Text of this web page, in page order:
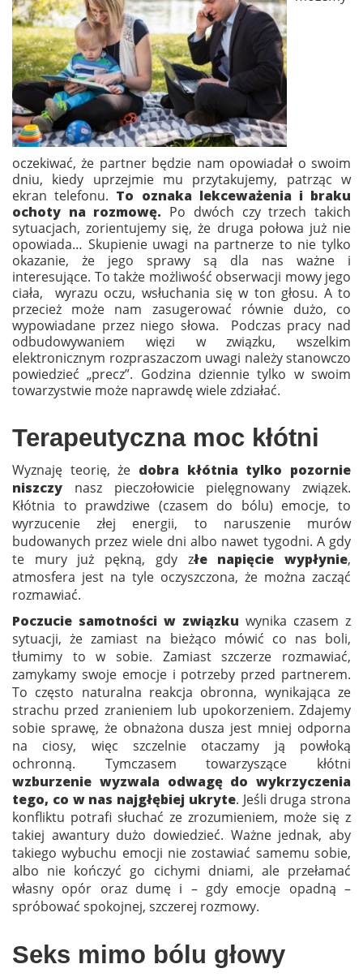
oczekiwać, że partner będzie nam opowiadał o swoim
dniu, kiedy uprzejmie mu przytakujemy, patrząc w
ekran telefonu. To oznaka lekceważenia i braku
ochoty na rozmowę. Po dwóch czy trzech takich
sytuacjach, zorientujemy się, że druga połowa już nie
opowiada… Skupienie uwagi na partnerze to nie tylko
okazanie, że jego sprawy są dla nas ważne i
interesujące. To także możliwość obserwacji mowy jego
ciała, wyrazu oczu, wsłuchania się w ton głosu. A to
przecież może nam zasugerować równie dużo, co
wypowiadane przez niego słowa. Podczas pracy nad
odbudowywaniem więzi w związku, wszelkim
elektronicznym rozpraszaczom uwagi należy stanowczo
powiedzieć „precz”. Godzina dziennie tylko w swoim
towarzystwie może naprawdę wiele zdziałać.
Terapeutyczna moc kłótni
Wyznaję teorię, że dobra kłótnia tylko pozornie
niszczy nasz pieczołowicie pielęgnowany związek.
Kłótnia to prawdziwe (czasem do bólu) emocje, to
wyrzucenie złej energii, to naruszenie murów
budowanych przez wiele dni albo nawet tygodni. A gdy
te mury już pękną, gdy złe napięcie wypłynie,
atmosfera jest na tyle oczyszczona, że można zacząć
rozmawiać.
Poczucie samotności w związku wynika czasem z
sytuacji, że zamiast na bieżąco mówić co nas boli,
tłumimy to w sobie. Zamiast szczerze rozmawiać,
zamykamy swoje emocje i potrzeby przed partnerem.
To często naturalna reakcja obronna, wynikająca ze
strachu przed zranieniem lub upokorzeniem. Zdajemy
sobie sprawę, że obnażona dusza jest mniej odporna
na ciosy, więc szczelnie otaczamy ją powłoką
ochronną. Tymczasem towarzyszące kłótni
wzburzenie wyzwala odwagę do wykrzyczenia
tego, co w nas najgłębiej ukryte. Jeśli druga strona
konfliktu potrafi słuchać ze zrozumieniem, może się z
takiej awantury dużo dowiedzieć. Ważne jednak, aby
takiego wybuchu emocji nie zostawiać samemu sobie,
albo nie kończyć go cichymi dniami, ale przełamać
własny opór oraz dumę i – gdy emocje opadną –
spróbować spokojnej, szczerej rozmowy.
Seks mimo bólu głowy